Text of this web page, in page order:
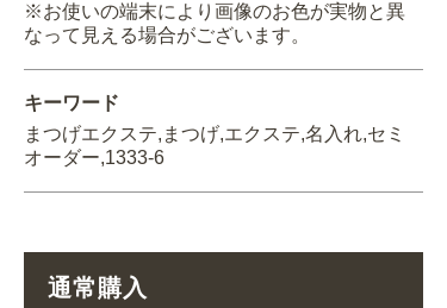
※お使いの端末により画像のお色が実物と異
なって見える場合がございます。
キーワード
まつげエクステ,まつげ,エクステ,名入れ,セミ
オーダー,1333-6
通常購入